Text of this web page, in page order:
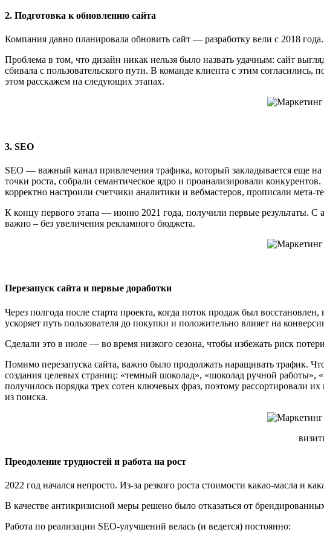
2. Подготовка к обновлению сайта
Компания давно планировала обновить сайт — разработку вели с 2018
Проблема в том, что дизайн никак нельзя было назвать удачным: сайт
сбивала с пользовательского пути. В команде клиента с этим
этом расскажем на следующих этапах.
3. SEO
SEO — важный канал привлечения трафика, который закладывается еще
точки роста, собрали семантическое ядро и проанализировали
корректно настроили счетчики аналитики и вебмастеров, прописали
К концу первого этапа — июню 2021 года, получили первые результаты.
важно – без увеличения рекламного бюджета.
Перезапуск сайта и первые доработки
Через полгода после старта проекта, когда поток продаж был
ускоряет путь пользователя до покупки и положительно влияет на
Сделали это в июле — во время низкого сезона, чтобы избежать риск
Помимо перезапуска сайта, важно было продолжать наращивать трафик.
создания целевых страниц: «темный шоколад», «шоколад ручной работы»,
получилось порядка трех сотен ключевых фраз, поэтому рассортировали
из поиска.
Преодоление трудностей и работа на рост
2022 год начался непросто. Из-за резкого роста стоимости какао-масла и
В качестве антикризисной меры решено было отказаться от
Работа по реализации SEO-улучшений велась (и ведется) постоянно: